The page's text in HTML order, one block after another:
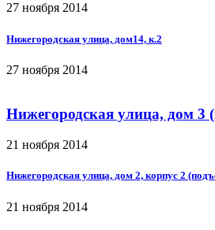
27 ноября 2014
Нижегородская улица, дом14, к.2
27 ноября 2014
Нижегородская улица, дом 3
21 ноября 2014
Нижегородская улица, дом 2, корпус 2
21 ноября 2014